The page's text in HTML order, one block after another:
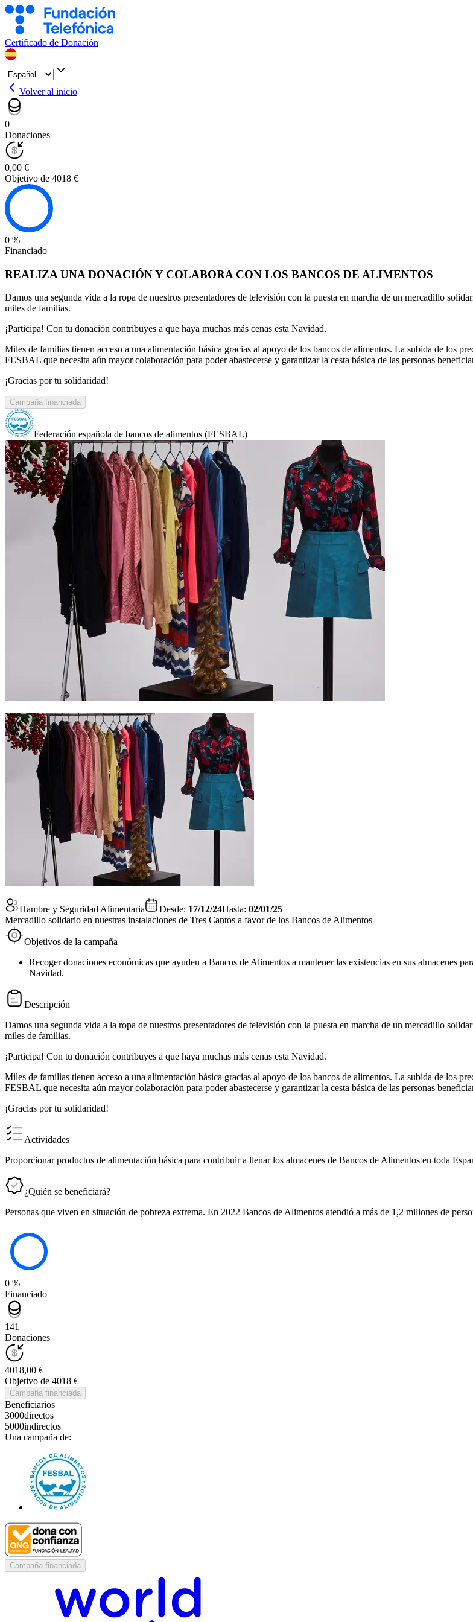
Certificado de Donación
Volver al inicio
0
Donaciones
0,00 €
Objetivo de 4018 €
0 %
Financiado
REALIZA UNA DONACIÓN Y COLABORA CON LOS BANCOS DE ALIMENTOS
Damos una segunda vida a la ropa de nuestros presentadores de televisión con la puesta en marcha de un mercadillo
miles de familias.
¡Participa! Con tu donación contribuyes a que haya muchas más cenas esta Navidad.
Miles de familias tienen acceso a una alimentación básica gracias al apoyo de los bancos de alimentos. La subida de los
FESBAL que necesita aún mayor colaboración para poder abastecerse y garantizar la cesta básica de las personas
¡Gracias por tu solidaridad!
Campaña financiada
Federación española de bancos de alimentos (FESBAL)
Hambre y Seguridad Alimentaria Desde: 17/12/24Hasta: 02/01/25
Mercadillo solidario en nuestras instalaciones de Tres Cantos a favor de los Bancos de Alimentos
Objetivos de la campaña
Recoger donaciones económicas que ayuden a Bancos de Alimentos a mantener las existencias en sus almacenes
Navidad.
Descripción
Damos una segunda vida a la ropa de nuestros presentadores de televisión con la puesta en marcha de un mercadillo
miles de familias.
¡Participa! Con tu donación contribuyes a que haya muchas más cenas esta Navidad.
Miles de familias tienen acceso a una alimentación básica gracias al apoyo de los bancos de alimentos. La subida de los
FESBAL que necesita aún mayor colaboración para poder abastecerse y garantizar la cesta básica de las personas
¡Gracias por tu solidaridad!
Actividades
Proporcionar productos de alimentación básica para contribuir a llenar los almacenes de Bancos de Alimentos en toda
¿Quién se beneficiará?
Personas que viven en situación de pobreza extrema. En 2022 Bancos de Alimentos atendió a más de 1,2 millones de
0 %
Financiado
141
Donaciones
4018,00 €
Objetivo de 4018 €
Campaña financiada
Beneficiarios
3000directos
5000indirectos
Una campaña de:
Campaña financiada